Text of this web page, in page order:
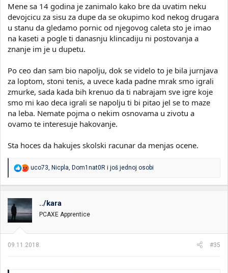
Mene sa 14 godina je zanimalo kako bre da uvatim neku
devojcicu za sisu za dupe da se okupimo kod nekog drugara
u stanu da gledamo pornic od njegovog caleta sto je imao
na kaseti a pogle ti danasnju klincadiju ni postovanja a
znanje im je u dupetu.
Po ceo dan sam bio napolju, dok se videlo to je bila jurnjava
za loptom, stoni tenis, a uvece kada padne mrak smo igrali
zmurke, sada kada bih krenuo da ti nabrajam sve igre koje
smo mi kao deca igrali se napolju ti bi pitao jel se to maze
na leba. Nemate pojma o nekim osnovama u zivotu a
ovamo te interesuje hakovanje.
Sta hoces da hakujes skolski racunar da menjas ocene.
R
o
v
a
n
j
:
uco73 Nicpla Dom1nat0R i još jednoj osobi
../kara
PCAXE Apprentice
09.11.2018. #35